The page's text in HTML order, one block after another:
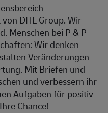
DHL Group. Wir
Menschen bei P & P
Wir denken
Veränderungen
Mit Briefen und
und verbessern ihr
Aufgaben für positiv
Chance!